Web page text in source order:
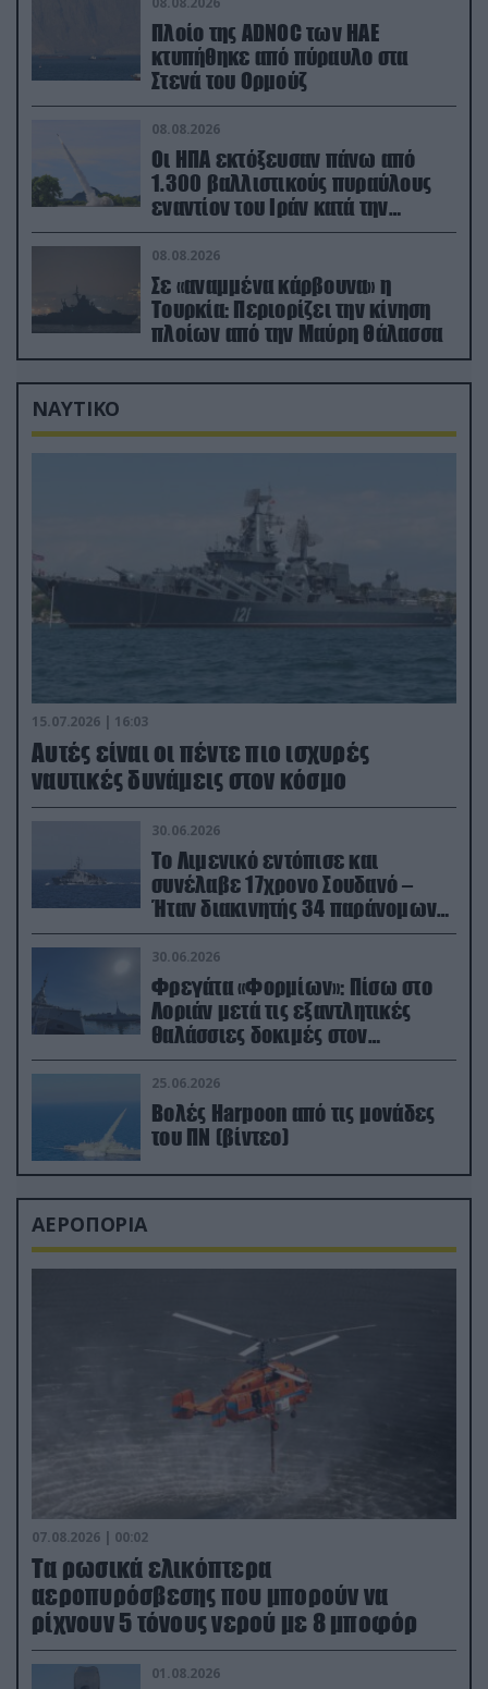
Πλοίο της ADNOC των ΗΑΕ
κτυπήθηκε από πύραυλο στα
Στενά του Ορμούζ
08.08.2026
Οι ΗΠΑ εκτόξευσαν πάνω από
1.300 βαλλιστικούς πυραύλους
εναντίον του Ιράν κατά την
διάρκεια του πολέμου
08.08.2026
Σε «αναμμένα κάρβουνα» η
Τουρκία: Περιορίζει την κίνηση
πλοίων από την Μαύρη Θάλασσα
ΝΑΥΤΙΚΟ
15.07.2026 | 16:03
Aυτές είναι οι πέντε πιο ισχυρές
ναυτικές δυνάμεις στον κόσμο
30.06.2026
Το Λιμενικό εντόπισε και
συνέλαβε 17χρονο Σουδανό –
Ήταν διακινητής 34 παράνομων
μεταναστών
30.06.2026
Φρεγάτα «Φορμίων»: Πίσω στο
Λοριάν μετά τις εξαντλητικές
θαλάσσιες δοκιμές στον
απαιτητικό Βισκαϊκό
25.06.2026
Βολές Harpoon από τις μονάδες
του ΠΝ (βίντεο)
ΑΕΡΟΠΟΡΙΑ
07.08.2026 | 00:02
Τα ρωσικά ελικόπτερα
αεροπυρόσβεσης που μπορούν να
ρίχνουν 5 τόνους νερού με 8 μποφόρ
01.08.2026